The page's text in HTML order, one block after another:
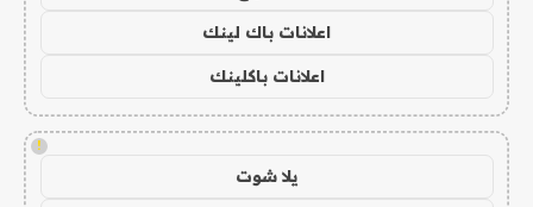
اعلانات باك لينك
اعلانات باكلينك
!
يلا شوت